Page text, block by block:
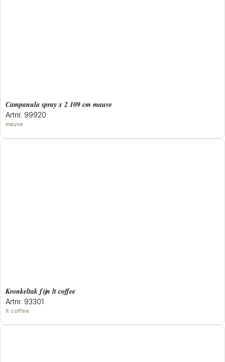
campanula spray x 2 109 cm mauve
Artnr. 99920
mauve
kronkeltak fijn lt coffee
Artnr. 93301
lt coffee